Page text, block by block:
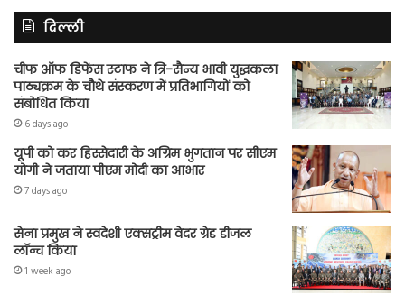
दिल्ली
चीफ ऑफ डिफेंस स्टाफ ने त्रि-सैन्य भावी युद्धकला
पाठ्यक्रम के चौथे संस्करण में प्रतिभागियों को
संबोधित किया
6 days ago
यूपी को कर हिस्सेदारी के अग्रिम भुगतान पर सीएम
योगी ने जताया पीएम मोदी का आभार
7 days ago
सेना प्रमुख ने स्वदेशी एक्सट्रीम वेदर ग्रेड डीजल
लॉन्च किया
1 week ago